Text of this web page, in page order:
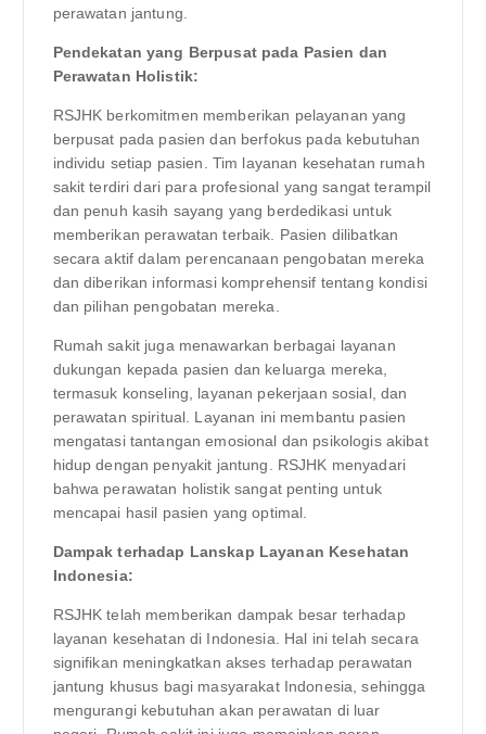
perawatan jantung.
Pendekatan yang Berpusat pada Pasien dan
Perawatan Holistik:
RSJHK berkomitmen memberikan pelayanan yang
berpusat pada pasien dan berfokus pada kebutuhan
individu setiap pasien. Tim layanan kesehatan rumah
sakit terdiri dari para profesional yang sangat terampil
dan penuh kasih sayang yang berdedikasi untuk
memberikan perawatan terbaik. Pasien dilibatkan
secara aktif dalam perencanaan pengobatan mereka
dan diberikan informasi komprehensif tentang kondisi
dan pilihan pengobatan mereka.
Rumah sakit juga menawarkan berbagai layanan
dukungan kepada pasien dan keluarga mereka,
termasuk konseling, layanan pekerjaan sosial, dan
perawatan spiritual. Layanan ini membantu pasien
mengatasi tantangan emosional dan psikologis akibat
hidup dengan penyakit jantung. RSJHK menyadari
bahwa perawatan holistik sangat penting untuk
mencapai hasil pasien yang optimal.
Dampak terhadap Lanskap Layanan Kesehatan
Indonesia:
RSJHK telah memberikan dampak besar terhadap
layanan kesehatan di Indonesia. Hal ini telah secara
signifikan meningkatkan akses terhadap perawatan
jantung khusus bagi masyarakat Indonesia, sehingga
mengurangi kebutuhan akan perawatan di luar